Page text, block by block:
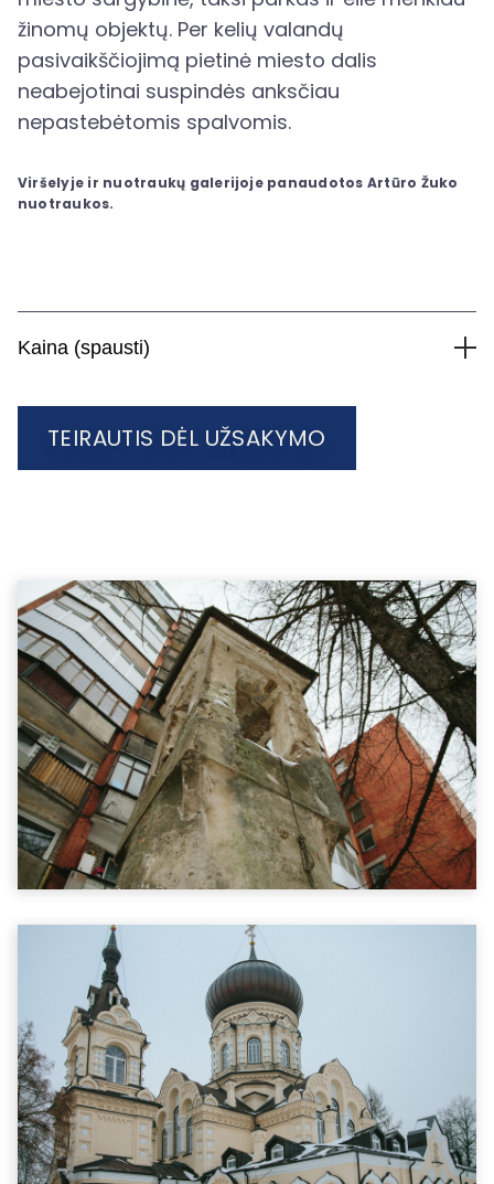
žinomų objektų. Per kelių valandų
pasivaikščiojimą pietinė miesto dalis
neabejotinai suspindės anksčiau
nepastebėtomis spalvomis.
Viršelyje ir nuotraukų galerijoje panaudotos Artūro Žuko
nuotraukos.
Kaina (spausti)
TEIRAUTIS DĖL UŽSAKYMO